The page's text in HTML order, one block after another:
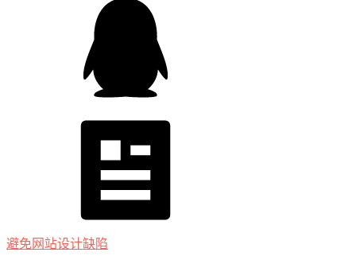
避免网站设计缺陷